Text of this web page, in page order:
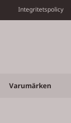
Integritetspolicy
Varumärken